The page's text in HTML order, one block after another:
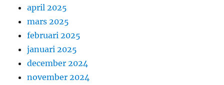
april 2025
mars 2025
februari 2025
januari 2025
december 2024
november 2024